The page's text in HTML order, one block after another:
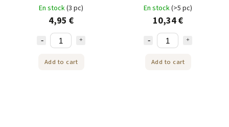
Espresso Point 25 pcs
En stock(3 pc)
4,95 €
Add to cart
50 pièces
En stock(>5 pc)
10,34 €
Add to cart